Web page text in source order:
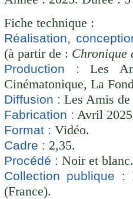
Fiche technique :
Réalisation,
(à partir de : Chronique
Production :
Les
Cinématonique, La
Diffusion : Les Amis
Fabrication : Avril
Format : Vidéo.
Cadre : 2,35.
Procédé : Noir et
Collection publique :
(France).